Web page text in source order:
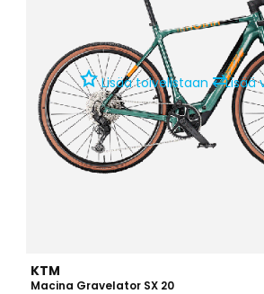
Lisää toivelistaan ⇄Lisää
KTM
Macina Gravelator SX 20